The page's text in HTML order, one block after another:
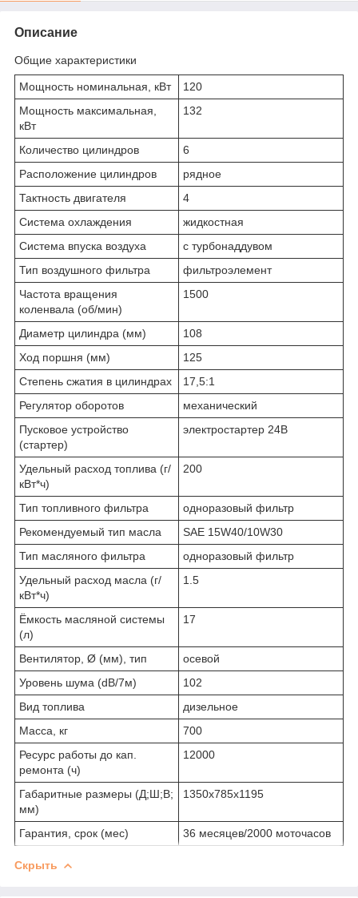
Описание
Общие характеристики
Мощность номинальная, кВт
120
Мощность максимальная,
кВт
132
Количество цилиндров
6
Расположение цилиндров
рядное
Тактность двигателя
4
Система охлаждения
жидкостная
Система впуска воздуха
с турбонаддувом
Тип воздушного фильтра
фильтроэлемент
Частота вращения
коленвала (об/мин)
1500
Диаметр цилиндра (мм)
108
Ход поршня (мм)
125
Степень сжатия в цилиндрах
17,5:1
Регулятор оборотов
механический
Пусковое устройство
(стартер)
электростартер 24В
Удельный расход топлива (г/
кВт*ч)
200
Тип топливного фильтра
одноразовый фильтр
Рекомендуемый тип масла
SAE 15W40/10W30
Тип масляного фильтра
одноразовый фильтр
Удельный расход масла (г/
кВт*ч)
1.5
Ёмкость масляной системы
(л)
17
Вентилятор, Ø (мм), тип
осевой
Уровень шума (dB/7м)
102
Вид топлива
дизельное
Масса, кг
700
Ресурс работы до кап.
ремонта (ч)
12000
Габаритные размеры (Д;Ш;В;
мм)
1350x785x1195
Гарантия, срок (мес) 36 месяцев/2000 моточасов
Скрыть